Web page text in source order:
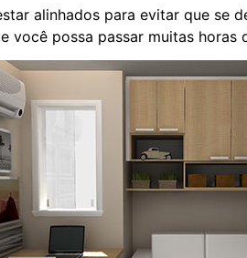
alinhados para evitar que se
você possa passar muitas horas